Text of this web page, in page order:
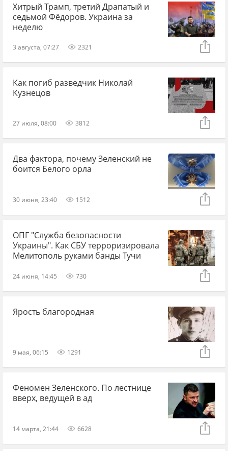
Хитрый Трамп, третий Драпатый и
седьмой Фёдоров. Украина за
неделю
3 августа, 07:27 2321
Как погиб разведчик Николай
Кузнецов
27 июля, 08:00 3812
Два фактора, почему Зеленский не
боится Белого орла
30 июня, 23:40 1512
ОПГ "Служба безопасности
Украины". Как СБУ терроризировала
Мелитополь руками банды Тучи
24 июня, 14:45 730
Ярость благородная
9 мая, 06:15 1291
Феномен Зеленского. По лестнице
вверх, ведущей в ад
14 марта, 21:44 6628